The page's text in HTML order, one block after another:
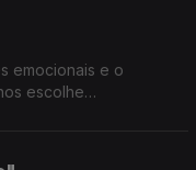
emocionais e o
escolhe